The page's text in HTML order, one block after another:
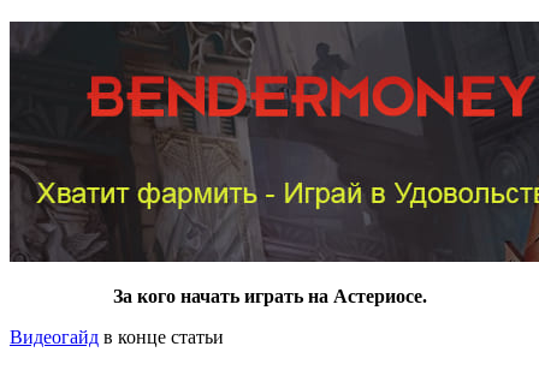
За кого начать играть на Астериосе.
Видеогайд в конце статьи